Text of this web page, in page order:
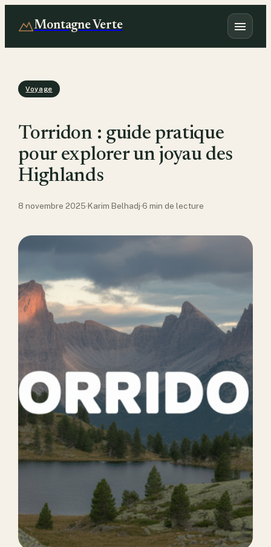
Montagne Verte
Voyage
Torridon : guide pratique
pour explorer un joyau des
Highlands
8 novembre 2025·Karim Belhadj·6 min de lecture